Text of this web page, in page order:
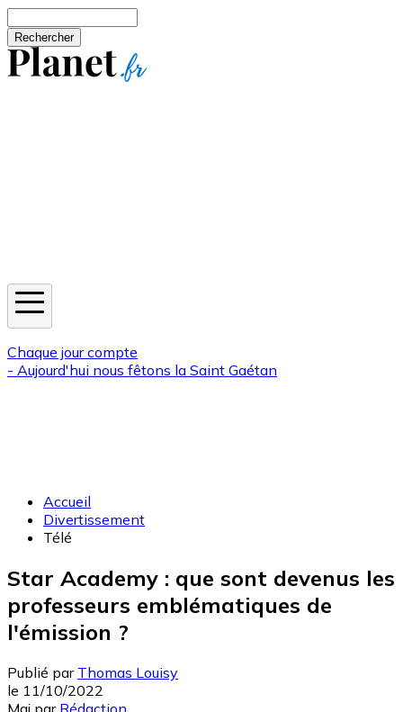
Chaque jour compte
- Aujourd'hui nous fêtons la Saint Gaétan
Accueil
Divertissement
Télé
Star Academy : que sont devenus les
professeurs emblématiques de
l'émission ?
Publié par Thomas Louisy
le 11/10/2022
Maj par Rédaction